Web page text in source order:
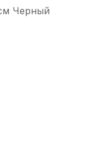
Черный